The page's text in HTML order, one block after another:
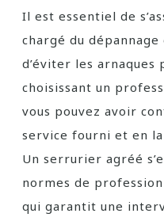
Il est essentiel de
chargé du
d’éviter les arnaques
choisissant un
vous pouvez avoir
service fourni et en
Un serrurier agréé
normes de
qui garantit une